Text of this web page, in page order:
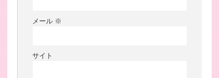
メール ※
サイト